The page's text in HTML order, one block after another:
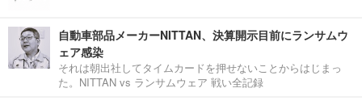
自動車部品メーカーNITTAN、決算開示目前にランサムウ
ェア感染
それは朝出社してタイムカードを押せないことからはじまっ
た。NITTAN vs ランサムウェア 戦い全記録